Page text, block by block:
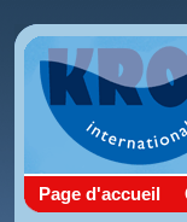
Page d'accueil